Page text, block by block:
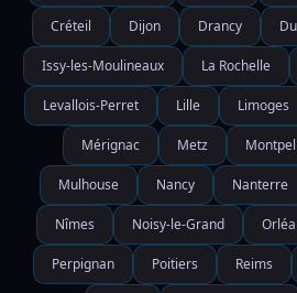
Créteil Dijon Drancy
Issy-les-Moulineaux La Rochelle
Levallois-Perret Lille Limoges
Mérignac Metz
Mulhouse Nancy Nanterre
Nîmes Noisy-le-Grand
Perpignan Poitiers Reims